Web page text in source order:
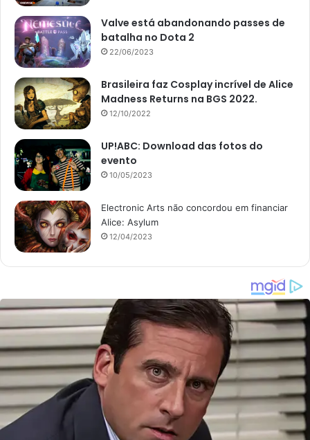
Valve está abandonando passes de
batalha no Dota 2
22/06/2023
Brasileira faz Cosplay incrível de Alice
Madness Returns na BGS 2022.
12/10/2022
UP!ABC: Download das fotos do
evento
10/05/2023
Electronic Arts não concordou em financiar
Alice: Asylum
12/04/2023